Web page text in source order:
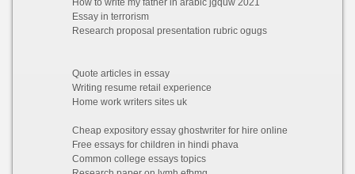
How to write my father in arabic jgquw 2021
Essay in terrorism
Research proposal presentation rubric ogugs
Quote articles in essay
Writing resume retail experience
Home work writers sites uk
Cheap expository essay ghostwriter for hire online
Free essays for children in hindi phava
Common college essays topics